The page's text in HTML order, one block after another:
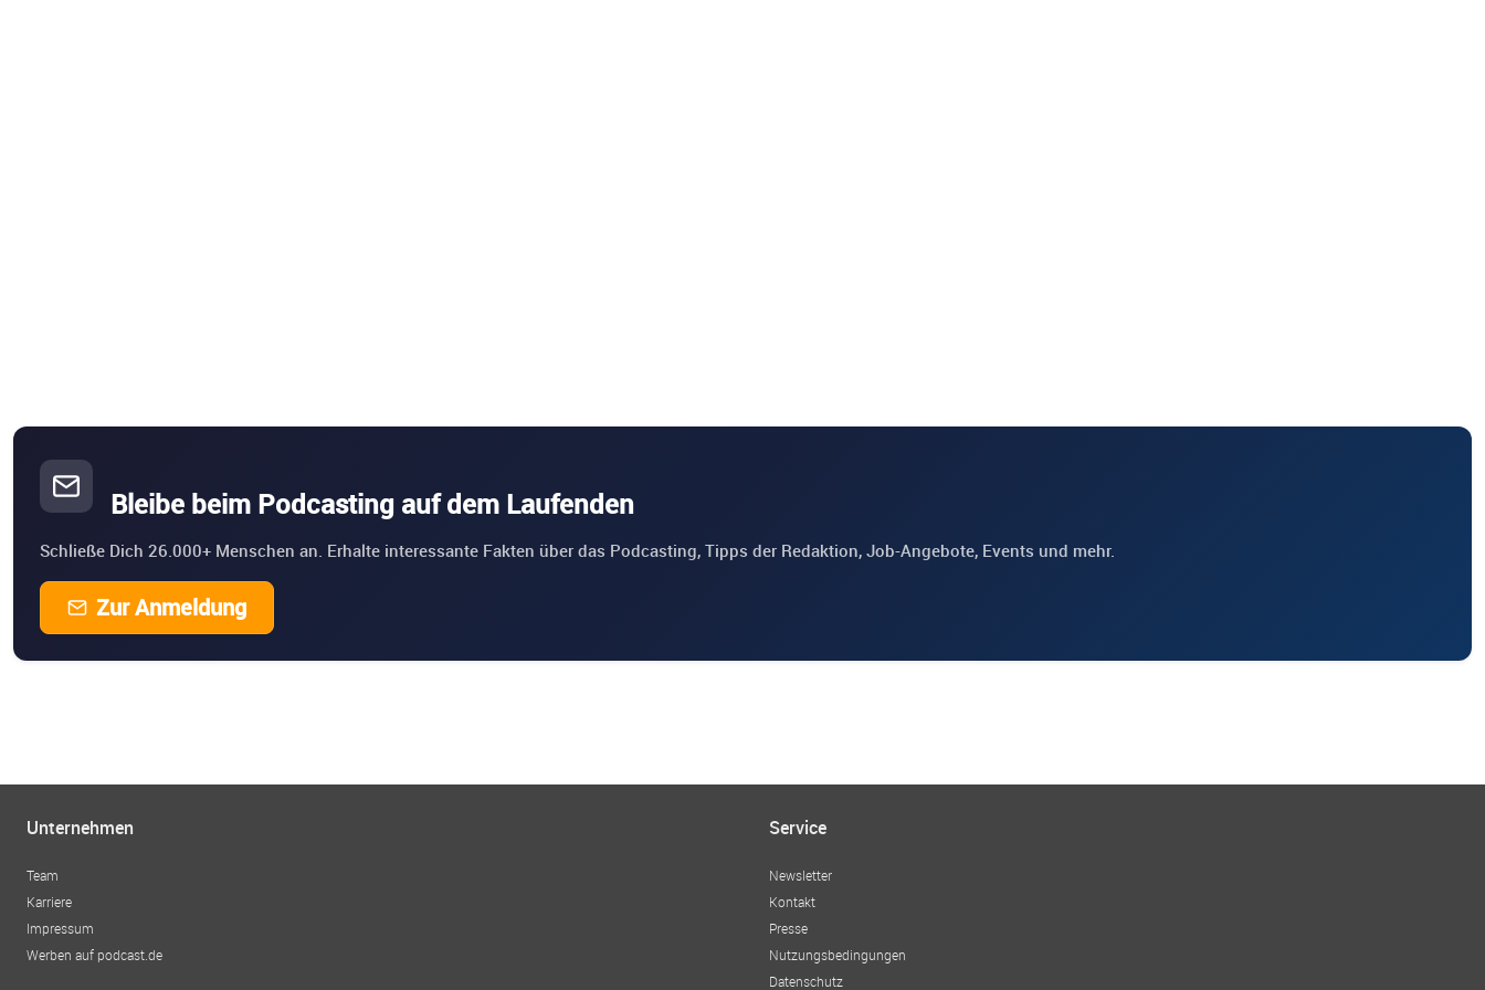
Bleibe beim Podcasting auf dem Laufenden
Schließe Dich 26.000+ Menschen an. Erhalte interessante Fakten über das Podcasting, Tipps der Redaktion, Job-Angebote, Events und mehr.
Zur Anmeldung
Unternehmen
Team
Karriere
Impressum
Werben auf podcast.de
Service
Newsletter
Kontakt
Presse
Nutzungsbedingungen
Datenschutz